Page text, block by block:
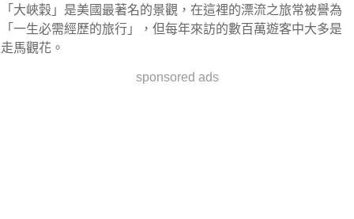
「大峽穀」是美國最著名的景觀，在這裡的漂流之旅常被譽為
「一生必需經歷的旅行」，但每年來訪的數百萬遊客中大多是
走馬觀花。
sponsored ads